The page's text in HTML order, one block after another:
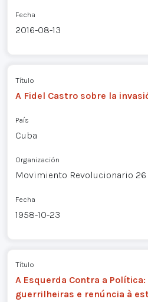
Fecha
2016-08-13
Título
A Fidel Castro sobre la
País
Cuba
Organización
Movimiento Revolucionario 26
Fecha
1958-10-23
Título
A Esquerda Contra a
guerrilheiras e renúncia à